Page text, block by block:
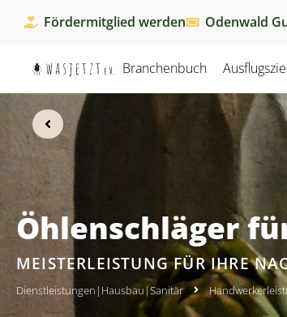
Fördermitglied werden Odenwald
Branchenbuch
Öhlenschläger
MEISTERLEISTUNG FÜR IHRE
Dienstleistungen | Hausbau|Sanitär